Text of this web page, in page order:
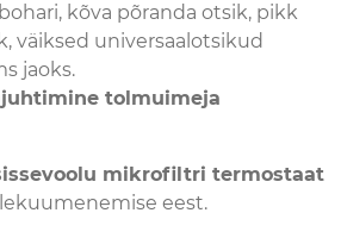
kõva põranda otsik, pikk
väiksed universaalotsikud
jaoks.
tolmuimeja
mikrofiltri termostaat
eest.